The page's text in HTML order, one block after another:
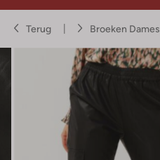
Terug Broeken Dames